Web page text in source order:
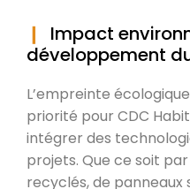
Impact
développement
L’empreinte
priorité pour CDC
intégrer des
projets. Que ce soit
recyclés, de panneaux